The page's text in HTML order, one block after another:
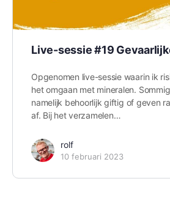
Live-sessie #19
Opgenomen live-sessie waarin ik
het omgaan met mineralen.
namelijk behoorlijk giftig of geven
af. Bij het verzamelen…
rolf
10 februari 2023